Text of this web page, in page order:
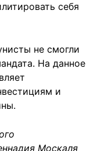
себя
не смогли
На данное
и
Москаля